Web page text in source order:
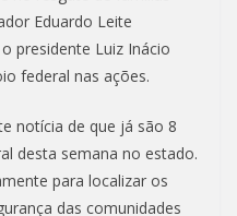
Eduardo Leite
presidente Luiz Inácio
federal nas ações.
notícia de que já são 8
desta semana no estado.
para localizar os
das comunidades